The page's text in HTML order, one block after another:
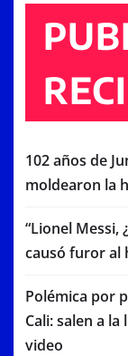
102 años de
moldearon la
“Lionel Messi,
causó furor al
Polémica por
Cali: salen a
video